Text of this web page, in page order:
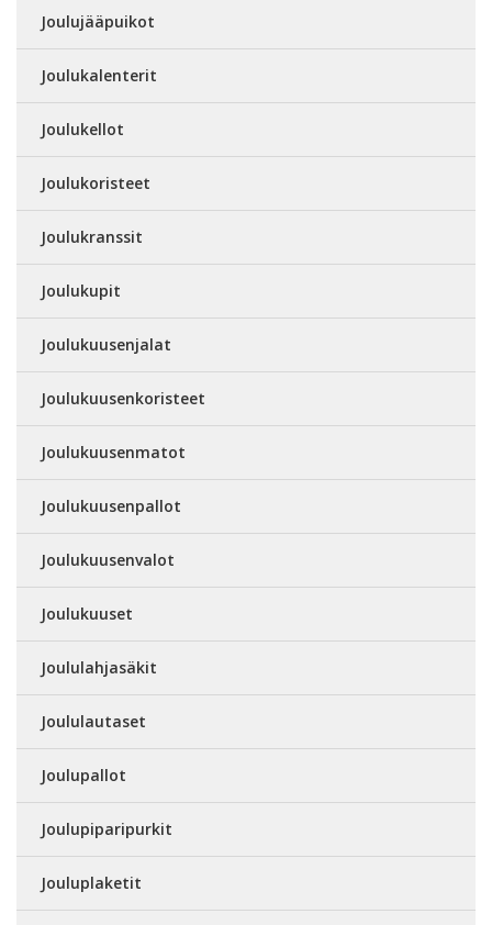
Joulujääpuikot
Joulukalenterit
Joulukellot
Joulukoristeet
Joulukranssit
Joulukupit
Joulukuusenjalat
Joulukuusenkoristeet
Joulukuusenmatot
Joulukuusenpallot
Joulukuusenvalot
Joulukuuset
Joululahjasäkit
Joululautaset
Joulupallot
Joulupiparipurkit
Jouluplaketit